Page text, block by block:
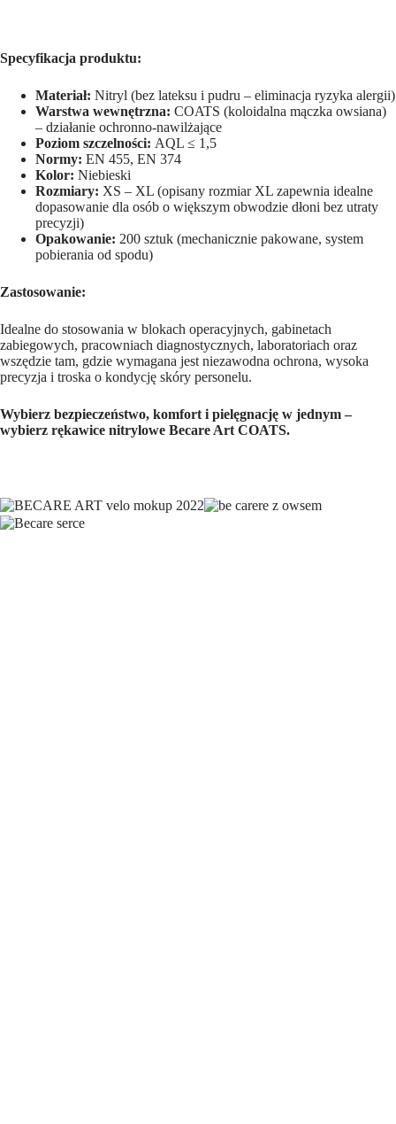
Specyfikacja produktu:
Materiał: Nitryl (bez lateksu i pudru – eliminacja ryzyka alergii)
Warstwa wewnętrzna: COATS (koloidalna mączka owsiana)
– działanie ochronno-nawilżające
Poziom szczelności: AQL ≤ 1,5
Normy: EN 455, EN 374
Kolor: Niebieski
Rozmiary: XS – XL (opisany rozmiar XL zapewnia idealne
dopasowanie dla osób o większym obwodzie dłoni bez utraty
precyzji)
Opakowanie: 200 sztuk (mechanicznie pakowane, system
pobierania od spodu)
Zastosowanie:
Idealne do stosowania w blokach operacyjnych, gabinetach
zabiegowych, pracowniach diagnostycznych, laboratoriach oraz
wszędzie tam, gdzie wymagana jest niezawodna ochrona, wysoka
precyzja i troska o kondycję skóry personelu.
Wybierz bezpieczeństwo, komfort i pielęgnację w jednym –
wybierz rękawice nitrylowe Becare Art COATS.